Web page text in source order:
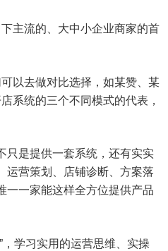
主流的、大中小企业商家的首
以去做对比选择，如某赞、某
系统的三个不同模式的代表，
只是提供一套系统，还有实实
运营策划、店铺诊断、方案落
一一家能这样全方位提供产品
，学习实用的运营思维、实操